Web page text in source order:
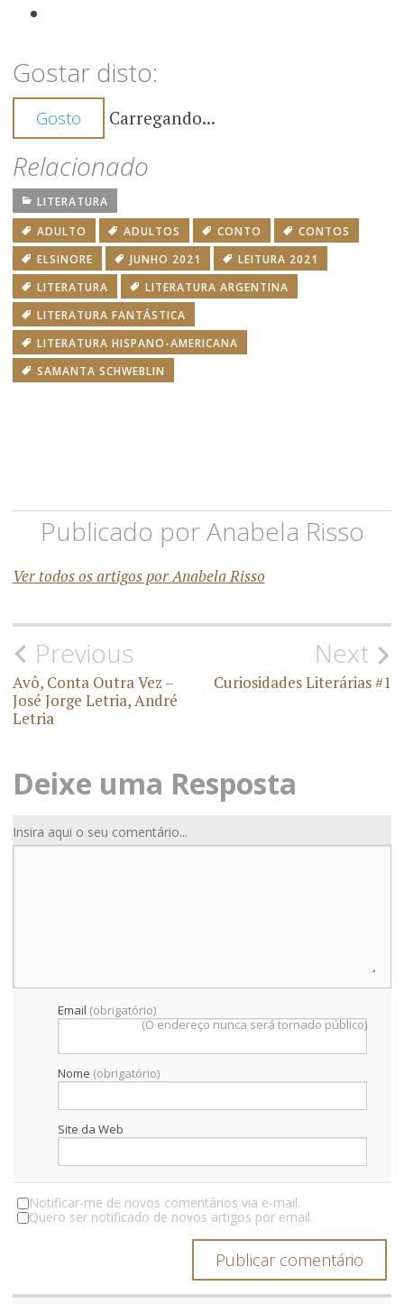
Gostar disto:
Gosto Carregando...
Relacionado
LITERATURA
ADULTO
ADULTOS CONTO
CONTOS
ELSINORE
JUNHO 2021
LEITURA 2021
LITERATURA
LITERATURA ARGENTINA
LITERATURA FANTÁSTICA
LITERATURA HISPANO-AMERICANA
SAMANTA SCHWEBLIN
Publicado porAnabela Risso
Ver todos os artigos por Anabela Risso
N
a
v
e
g
a
d
g
o
Previous
Avô, Conta Outra Vez –
José Jorge Letria, André
Letria
Next
Curiosidades Literárias #1
Deixe uma Resposta
Insira aqui o seu comentário...
Email (obrigatório)
(O endereço nunca será tornado público)
Nome (obrigatório)
Site da Web
Notificar-me de novos comentários via e-mail.
Quero ser notificado de novos artigos por email.